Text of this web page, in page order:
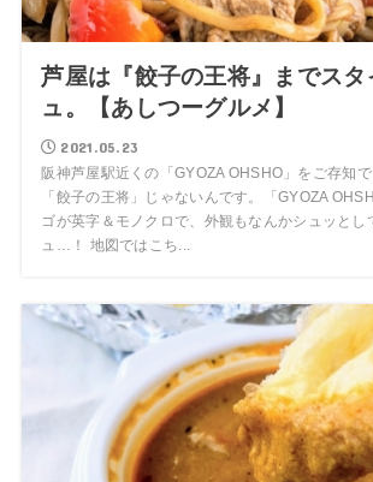
芦屋は『餃子の王将』までスタ
ュ。【あしつーグルメ】
2021.05.23
阪神芦屋駅近くの「GYOZA OHSHO」をご存知
「餃子の王将」じゃないんです。「GYOZA
ゴが英字＆モノクロで、外観もなんかシュッとし
ュ…！ 地図ではこち...